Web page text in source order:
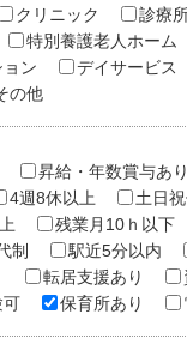
クリニック 診療
特別養護老人ホーム
ン
デイサービス
の他
昇給・年数賞与あり
4週8休以上
土日
残業月10ｈ以下
制 駅近5分以内
転居支援あり
可
保育所あり